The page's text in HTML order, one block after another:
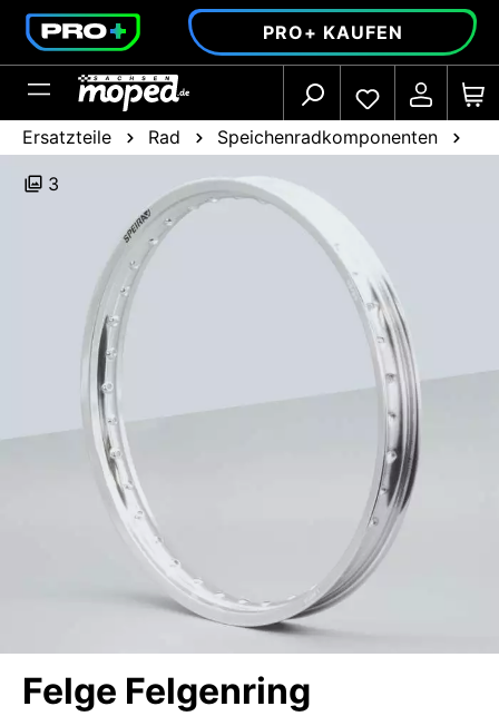
springen PRO+ KAUFEN
Ersatzteile Rad Speichenradkomponenten
3
Felge Felgenring